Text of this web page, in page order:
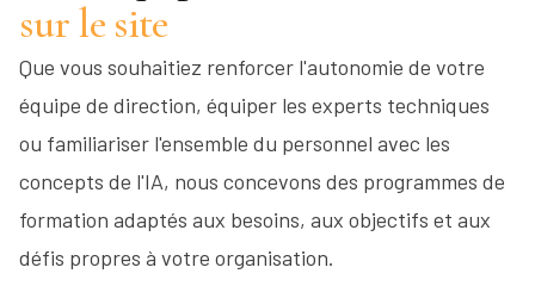
sur le site
Que vous souhaitiez renforcer l'autonomie de votre
équipe de direction, équiper les experts techniques
ou familiariser l'ensemble du personnel avec les
concepts de l'IA, nous concevons des programmes de
formation adaptés aux besoins, aux objectifs et aux
défis propres à votre organisation.